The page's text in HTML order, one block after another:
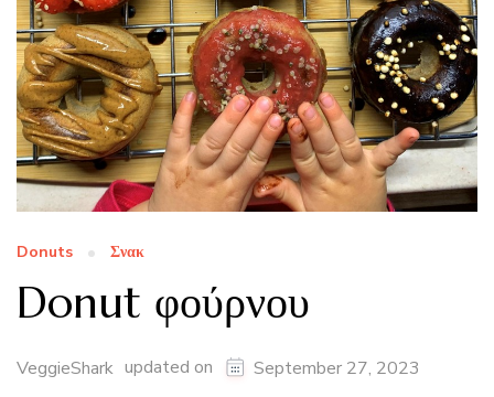
Donuts Σνακ
Donut φούρνου
VeggieShark updated on September 27, 2023